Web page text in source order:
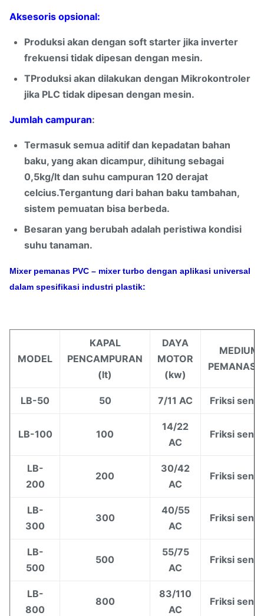
Aksesoris opsional:
Produksi akan dengan soft starter jika inverter
frekuensi tidak dipesan dengan mesin.
TProduksi akan dilakukan dengan Mikrokontroler
jika PLC tidak dipesan dengan mesin.
Jumlah campuran:
Termasuk semua aditif dan kepadatan bahan
baku, yang akan dicampur, dihitung sebagai
0,5kg/lt dan suhu campuran 120 derajat
celcius.Tergantung dari bahan baku tambahan,
sistem pemuatan bisa berbeda.
Besaran yang berubah adalah peristiwa kondisi
suhu tanaman.
Mixer pemanas PVC – mixer turbo dengan aplikasi universal
dalam spesifikasi industri plastik:
MODEL
KAPAL
PENCAMPURAN
(lt)
DAYA
MOTOR
(kw)
MEDIUM
LB-50 50 7/11 AC Friksi
LB-100 100
14/22
AC
Friksi
LB-
200
200
30/42
AC
Friksi
LB-
300
300
40/55
AC
Friksi
LB-
500
500
55/75
AC
Friksi
LB-
800
800
83/110
AC
Friksi